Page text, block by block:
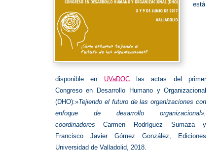
está
disponible en UVaDOClas actas del primer
Congreso en Desarrollo Humano y Organizacional
(DHO):»Tejiendo el futuro de las organizaciones con
enfoque de desarrollo organizacional»,
coordinadoresCarmen Rodríguez Sumaza y
Francisco Javier Gómez González, Ediciones
Universidad de Valladolid, 2018.